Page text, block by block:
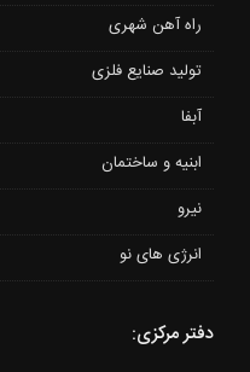
راه آهن شهری
تولید صنایع فلزی
آبفا
ابنیه و ساختمان
نیرو
انرژی های نو
دفتر مرکزی: